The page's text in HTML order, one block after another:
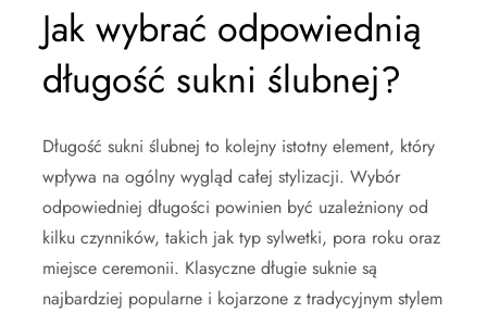
Jak wybrać odpowiednią
długość sukni ślubnej?
Długość sukni ślubnej to kolejny istotny element, który
wpływa na ogólny wygląd całej stylizacji. Wybór
odpowiedniej długości powinien być uzależniony od
kilku czynników, takich jak typ sylwetki, pora roku oraz
miejsce ceremonii. Klasyczne długie suknie są
najbardziej popularne i kojarzone z tradycyjnym stylem